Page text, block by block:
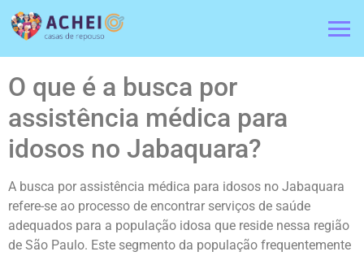
O que é a busca por
assistência médica para
idosos no Jabaquara?
A busca por assistência médica para idosos no Jabaquara
refere-se ao processo de encontrar serviços de saúde
adequados para a população idosa que reside nessa região
de São Paulo. Este segmento da população frequentemente